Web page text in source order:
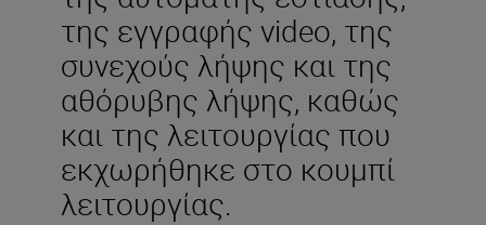
της εγγραφής video, της
συνεχούς λήψης και της
αθόρυβης λήψης, καθώς
και της λειτουργίας που
εκχωρήθηκε στο κουμπί
λειτουργίας.